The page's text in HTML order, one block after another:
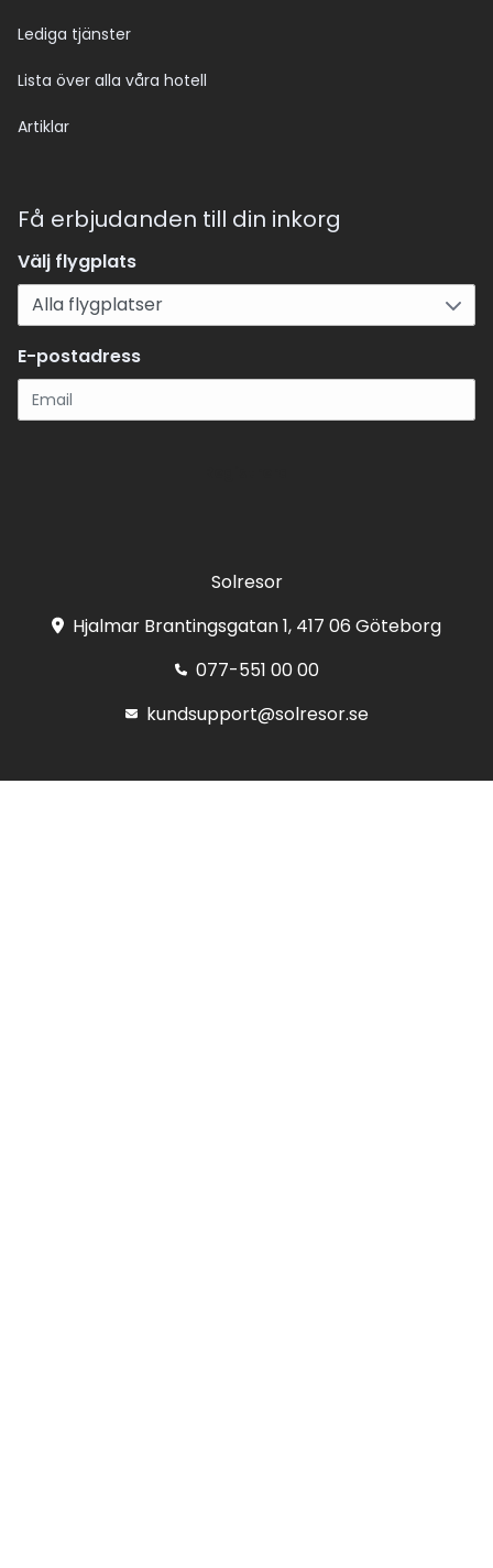
Lediga tjänster
Lista över alla våra hotell
Artiklar
Få erbjudanden till din inkorg
Välj flygplats
E-postadress
Solresor
Hjalmar Brantingsgatan 1, 417 06 Göteborg
077-551 00 00
kundsupport@solresor.se